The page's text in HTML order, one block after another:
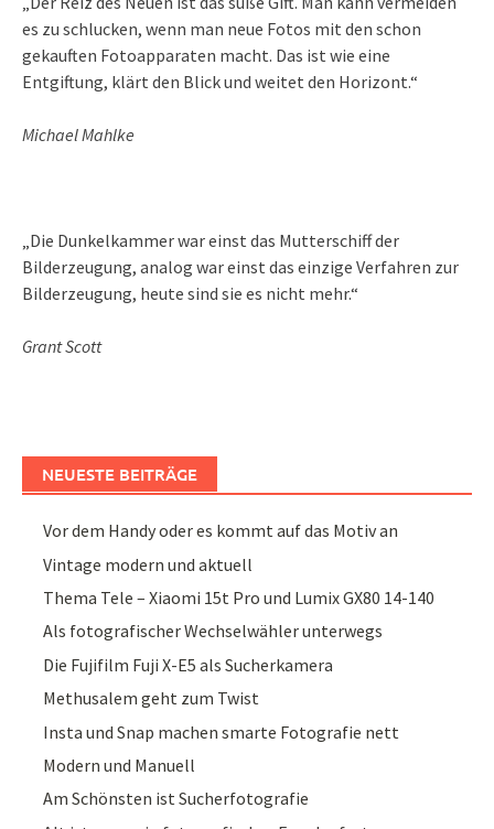
es zu schlucken, wenn man neue Fotos mit den schon
gekauften Fotoapparaten macht. Das ist wie eine
Entgiftung, klärt den Blick und weitet den Horizont.“
Michael Mahlke
„Die Dunkelkammer war einst das Mutterschiff der
Bilderzeugung, analog war einst das einzige Verfahren zur
Bilderzeugung, heute sind sie es nicht mehr.“
Grant Scott
NEUESTE BEITRÄGE
Vor dem Handy oder es kommt auf das Motiv an
Vintage modern und aktuell
Thema Tele – Xiaomi 15t Pro und Lumix GX80 14-140
Als fotografischer Wechselwähler unterwegs
Die Fujifilm Fuji X-E5 als Sucherkamera
Methusalem geht zum Twist
Insta und Snap machen smarte Fotografie nett
Modern und Manuell
Am Schönsten ist Sucherfotografie